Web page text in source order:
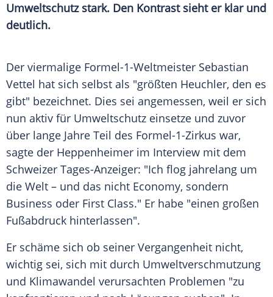
Umweltschutz stark. Den Kontrast sieht er klar und
deutlich.
Der viermalige Formel-1-Weltmeister Sebastian
Vettel hat sich selbst als "größten Heuchler, den es
gibt" bezeichnet. Dies sei angemessen, weil er sich
nun aktiv für Umweltschutz einsetze und zuvor
über lange Jahre Teil des Formel-1-Zirkus war,
sagte der Heppenheimer im Interview mit dem
Schweizer Tages-Anzeiger: "Ich flog jahrelang um
die Welt – und das nicht Economy, sondern
Business oder First Class." Er habe "einen großen
Fußabdruck hinterlassen".
Er schäme sich ob seiner Vergangenheit nicht,
wichtig sei, sich mit durch Umweltverschmutzung
und Klimawandel verursachten Problemen "zu